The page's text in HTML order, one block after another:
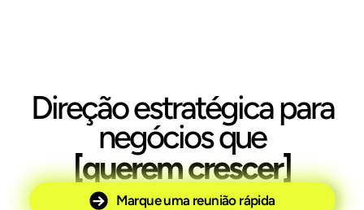
Direção estratégica para
negócios que
[querem crescer]
Marque uma reunião rápida